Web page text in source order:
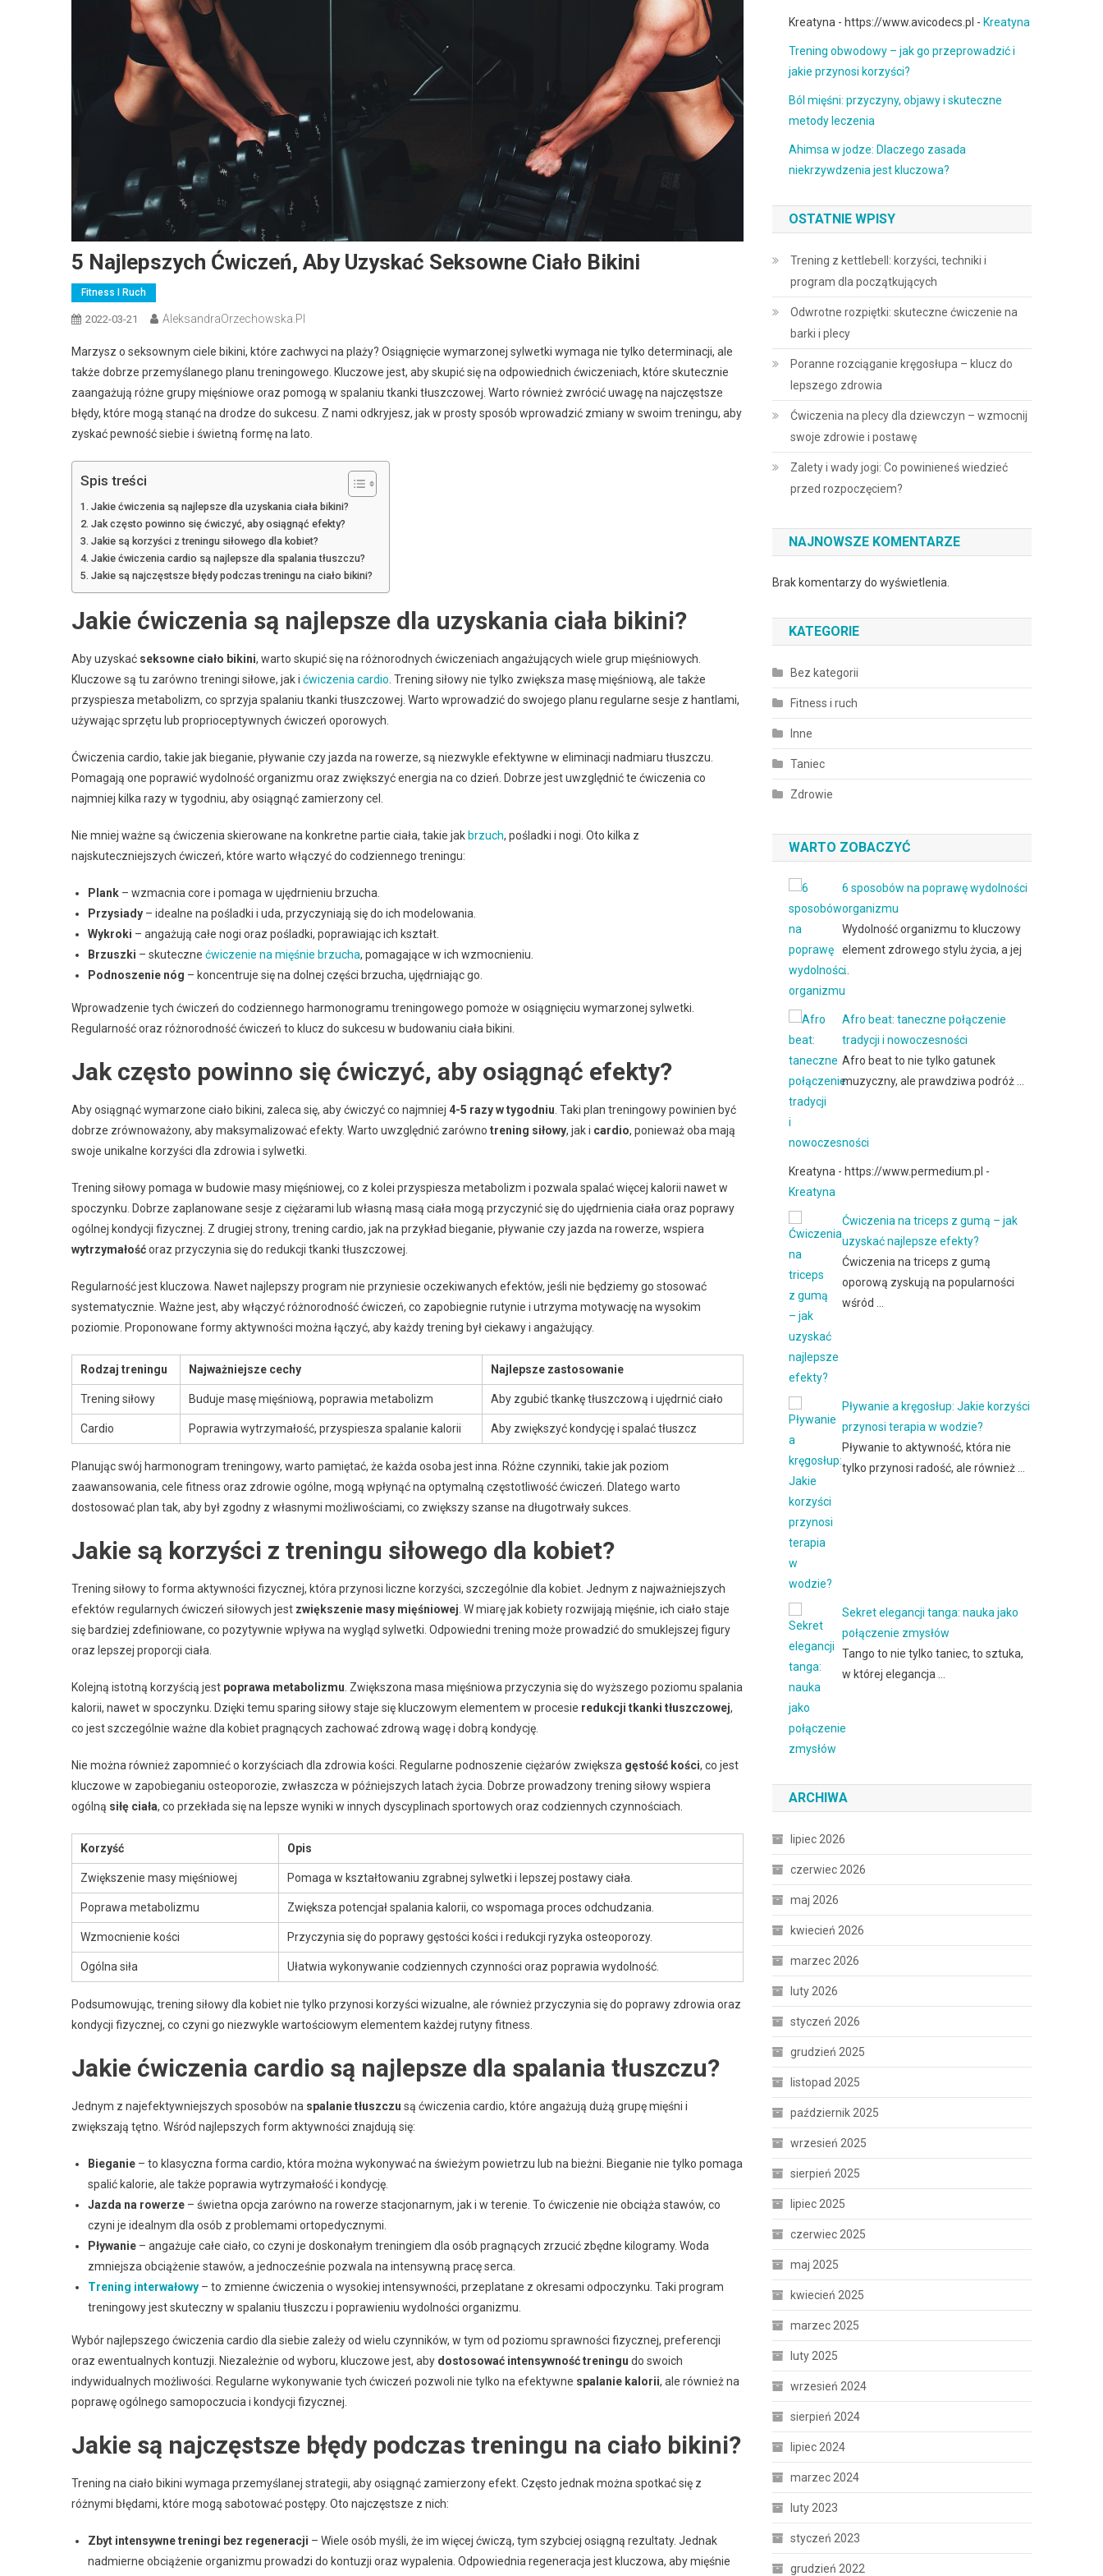
5 Najlepszych Ćwiczeń, Aby Uzyskać Seksowne Ciało Bikini
Fitness I Ruch
2022-03-21 AleksandraOrzechowska.pl
Marzysz o seksownym ciele bikini, które zachwyci na plaży? Osiągnięcie wymarzonej sylwetki wymaga nie tylko determinacji, ale
także dobrze przemyślanego planu treningowego. Kluczowe jest, aby skupić się na odpowiednich ćwiczeniach, które skutecznie
zaangażują różne grupy mięśniowe oraz pomogą w spalaniu tkanki tłuszczowej. Warto również zwrócić uwagę na najczęstsze
błędy, które mogą stanąć na drodze do sukcesu. Z nami odkryjesz, jak w prosty sposób wprowadzić zmiany w swoim treningu, aby
zyskać pewność siebie i świetną formę na lato.
Spis treści
Jakie ćwiczenia są najlepsze dla uzyskania ciała bikini?
Jak często powinno się ćwiczyć, aby osiągnąć efekty?
Jakie są korzyści z treningu siłowego dla kobiet?
Jakie ćwiczenia cardio są najlepsze dla spalania tłuszczu?
Jakie są najczęstsze błędy podczas treningu na ciało bikini?
Jakie ćwiczenia są najlepsze dla uzyskania ciała bikini?
Aby uzyskać seksowne ciało bikini, warto skupić się na różnorodnych ćwiczeniach angażujących wiele grup mięśniowych.
Kluczowe są tu zarówno treningi siłowe, jak i ćwiczenia cardio . Trening siłowy nie tylko zwiększa masę mięśniową, ale także
przyspiesza metabolizm, co sprzyja spalaniu tkanki tłuszczowej. Warto wprowadzić do swojego planu regularne sesje z hantlami,
używając sprzętu lub proprioceptywnych ćwiczeń oporowych.
Ćwiczenia cardio, takie jak bieganie, pływanie czy jazda na rowerze, są niezwykle efektywne w eliminacji nadmiaru tłuszczu.
Pomagają one poprawić wydolność organizmu oraz zwiększyć energia na co dzień. Dobrze jest uwzględnić te ćwiczenia co
najmniej kilka razy w tygodniu, aby osiągnąć zamierzony cel.
Nie mniej ważne są ćwiczenia skierowane na konkretne partie ciała, takie jak brzuch, pośladki i nogi. Oto kilka z
najskuteczniejszych ćwiczeń, które warto włączyć do codziennego treningu:
Plank – wzmacnia core i pomaga w ujędrnieniu brzucha.
Przysiady – idealne na pośladki i uda, przyczyniają się do ich modelowania.
Wykroki – angażują całe nogi oraz pośladki, poprawiając ich kształt.
Brzuszki – skuteczne ćwiczenie na mięśnie brzucha, pomagające w ich wzmocnieniu.
Podnoszenie nóg – koncentruje się na dolnej części brzucha, ujędrniając go.
Wprowadzenie tych ćwiczeń do codziennego harmonogramu treningowego pomoże w osiągnięciu wymarzonej sylwetki.
Regularność oraz różnorodność ćwiczeń to klucz do sukcesu w budowaniu ciała bikini.
Jak często powinno się ćwiczyć, aby osiągnąć efekty?
Aby osiągnąć wymarzone ciało bikini, zaleca się, aby ćwiczyć co najmniej 4-5 razy w tygodniu . Taki plan treningowy powinien być
dobrze zrównoważony, aby maksymalizować efekty. Warto uwzględnić zarówno trening siłowy, jak i cardio, ponieważ oba mają
swoje unikalne korzyści dla zdrowia i sylwetki.
Trening siłowy pomaga w budowie masy mięśniowej, co z kolei przyspiesza metabolizm i pozwala spalać więcej kalorii nawet w
spoczynku. Dobrze zaplanowane sesje z ciężarami lub własną masą ciała mogą przyczynić się do ujędrnienia ciała oraz poprawy
ogólnej kondycji fizycznej. Z drugiej strony, trening cardio, jak na przykład bieganie, pływanie czy jazda na rowerze, wspiera
wytrzymałośćoraz przyczynia się do redukcji tkanki tłuszczowej.
Regularność jest kluczowa. Nawet najlepszy program nie przyniesie oczekiwanych efektów, jeśli nie będziemy go stosować
systematycznie. Ważne jest, aby włączyć różnorodność ćwiczeń, co zapobiegnie rutynie i utrzyma motywację na wysokim
poziomie. Proponowane formy aktywności można łączyć, aby każdy trening był ciekawy i angażujący.
Rodzaj treningu Najważniejsze cechy Najlepsze zastosowanie
Trening siłowy Buduje masę mięśniową, poprawia metabolizm Aby zgubić tkankę tłuszczową i ujędrnić ciało
Cardio Poprawia wytrzymałość, przyspiesza spalanie kalorii Aby zwiększyć kondycję i spalać tłuszcz
Planując swój harmonogram treningowy, warto pamiętać, że każda osoba jest inna. Różne czynniki, takie jak poziom
zaawansowania, cele fitness oraz zdrowie ogólne, mogą wpłynąć na optymalną częstotliwość ćwiczeń. Dlatego warto
dostosować plan tak, aby był zgodny z własnymi możliwościami, co zwiększy szanse na długotrwały sukces.
Jakie są korzyści z treningu siłowego dla kobiet?
Trening siłowy to forma aktywności fizycznej, która przynosi liczne korzyści, szczególnie dla kobiet. Jednym z najważniejszych
efektów regularnych ćwiczeń siłowych jest zwiększenie masy mięśniowej . W miarę jak kobiety rozwijają mięśnie, ich ciało staje
się bardziej zdefiniowane, co pozytywnie wpływa na wygląd sylwetki. Odpowiedni trening może prowadzić do smuklejszej figury
oraz lepszej proporcji ciała.
Kolejną istotną korzyścią jest poprawa metabolizmu . Zwiększona masa mięśniowa przyczynia się do wyższego poziomu spalania
kalorii, nawet w spoczynku. Dzięki temu sparing siłowy staje się kluczowym elementem w procesie redukcji tkanki tłuszczowej,
co jest szczególnie ważne dla kobiet pragnących zachować zdrową wagę i dobrą kondycję.
Nie można również zapomnieć o korzyściach dla zdrowia kości. Regularne podnoszenie ciężarów zwiększa gęstość kości, co jest
kluczowe w zapobieganiu osteoporozie, zwłaszcza w późniejszych latach życia. Dobrze prowadzony trening siłowy wspiera
ogólną siłę ciała, co przekłada się na lepsze wyniki w innych dyscyplinach sportowych oraz codziennych czynnościach.
Korzyść Opis
Zwiększenie masy mięśniowej Pomaga w kształtowaniu zgrabnej sylwetki i lepszej postawy ciała.
Poprawa metabolizmu Zwiększa potencjał spalania kalorii, co wspomaga proces odchudzania.
Wzmocnienie kości Przyczynia się do poprawy gęstości kości i redukcji ryzyka osteoporozy.
Ogólna siła Ułatwia wykonywanie codziennych czynności oraz poprawia wydolność.
Podsumowując, trening siłowy dla kobiet nie tylko przynosi korzyści wizualne, ale również przyczynia się do poprawy zdrowia oraz
kondycji fizycznej, co czyni go niezwykle wartościowym elementem każdej rutyny fitness.
Jakie ćwiczenia cardio są najlepsze dla spalania tłuszczu?
Jednym z najefektywniejszych sposobów na spalanie tłuszczu są ćwiczenia cardio, które angażują dużą grupę mięśni i
zwiększają tętno. Wśród najlepszych form aktywności znajdują się:
Bieganie – to klasyczna forma cardio, która można wykonywać na świeżym powietrzu lub na bieżni. Bieganie nie tylko pomaga
spalić kalorie, ale także poprawia wytrzymałość i kondycję.
Jazda na rowerze – świetna opcja zarówno na rowerze stacjonarnym, jak i w terenie. To ćwiczenie nie obciąża stawów, co
czyni je idealnym dla osób z problemami ortopedycznymi.
Pływanie – angażuje całe ciało, co czyni je doskonałym treningiem dla osób pragnących zrzucić zbędne kilogramy. Woda
zmniejsza obciążenie stawów, a jednocześnie pozwala na intensywną pracę serca.
Trening interwałowy – to zmienne ćwiczenia o wysokiej intensywności, przeplatane z okresami odpoczynku. Taki program
treningowy jest skuteczny w spalaniu tłuszczu i poprawieniu wydolności organizmu.
Wybór najlepszego ćwiczenia cardio dla siebie zależy od wielu czynników, w tym od poziomu sprawności fizycznej, preferencji
oraz ewentualnych kontuzji. Niezależnie od wyboru, kluczowe jest, aby dostosować intensywność treningu do swoich
indywidualnych możliwości. Regularne wykonywanie tych ćwiczeń pozwoli nie tylko na efektywne spalanie kalorii, ale również na
poprawę ogólnego samopoczucia i kondycji fizycznej.
Jakie są najczęstsze błędy podczas treningu na ciało bikini?
Trening na ciało bikini wymaga przemyślanej strategii, aby osiągnąć zamierzony efekt. Często jednak można spotkać się z
różnymi błędami, które mogą sabotować postępy. Oto najczęstsze z nich:
Zbyt intensywne treningi bez regeneracji – Wiele osób myśli, że im więcej ćwiczą, tym szybciej osiągną rezultaty. Jednak
nadmierne obciążenie organizmu prowadzi do kontuzji oraz wypalenia. Odpowiednia regeneracja jest kluczowa, aby mięśnie
Kreatyna - https://www.avicodecs.pl - Kreatyna
Trening obwodowy – jak go przeprowadzić i
jakie przynosi korzyści?
Ból mięśni: przyczyny, objawy i skuteczne
metody leczenia
Ahimsa w jodze: Dlaczego zasada
niekrzywdzenia jest kluczowa?
OSTATNIE WPISY
Trening z kettlebell: korzyści, techniki i
program dla początkujących
Odwrotne rozpiętki: skuteczne ćwiczenie na
barki i plecy
Poranne rozciąganie kręgosłupa – klucz do
lepszego zdrowia
Ćwiczenia na plecy dla dziewczyn – wzmocnij
swoje zdrowie i postawę
Zalety i wady jogi: Co powinieneś wiedzieć
przed rozpoczęciem?
NAJNOWSZE KOMENTARZE
Brak komentarzy do wyświetlenia.
KATEGORIE
Bez kategorii
Fitness i ruch
Inne
Taniec
Zdrowie
WARTO ZOBACZYĆ
6 sposobów na poprawę wydolności
organizmu
Wydolność organizmu to kluczowy
element zdrowego stylu życia, a jej
…
Afro beat: taneczne połączenie
tradycji i nowoczesności
Afro beat to nie tylko gatunek
muzyczny, ale prawdziwa podróż …
Kreatyna - https://www.permedium.pl -
Kreatyna
Ćwiczenia na triceps z gumą – jak
uzyskać najlepsze efekty?
Ćwiczenia na triceps z gumą
oporową zyskują na popularności
wśród …
Pływanie a kręgosłup: Jakie korzyści
przynosi terapia w wodzie?
Pływanie to aktywność, która nie
tylko przynosi radość, ale również …
Sekret elegancji tanga: nauka jako
połączenie zmysłów
Tango to nie tylko taniec, to sztuka,
w której elegancja …
ARCHIWA
lipiec 2026
czerwiec 2026
maj 2026
kwiecień 2026
marzec 2026
luty 2026
styczeń 2026
grudzień 2025
listopad 2025
październik 2025
wrzesień 2025
sierpień 2025
lipiec 2025
czerwiec 2025
maj 2025
kwiecień 2025
marzec 2025
luty 2025
wrzesień 2024
sierpień 2024
lipiec 2024
marzec 2024
luty 2023
styczeń 2023
grudzień 2022